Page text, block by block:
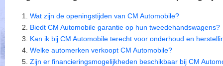
Wat zijn de openingstijden van CM Automobile?
Biedt CM Automobile garantie op hun tweedehandswagens?
Kan ik bij CM Automobile terecht voor onderhoud en
Welke automerken verkoopt CM Automobile?
Zijn er financieringsmogelijkheden beschikbaar bij CM